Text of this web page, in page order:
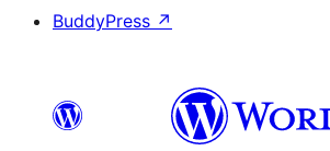
BuddyPress ↗